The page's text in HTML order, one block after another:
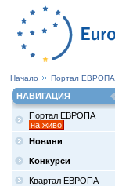
Начало Портал ЕВРОПА
НАВИГАЦИЯ
Портал ЕВРОПА
на живо
Новини
Конкурси
Квартал ЕВРОПА